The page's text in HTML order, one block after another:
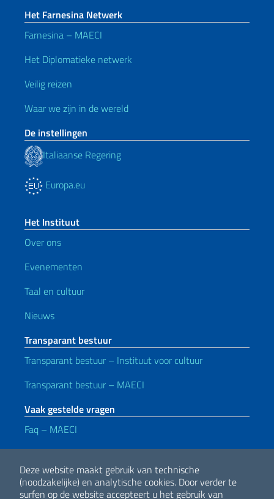
Deze website maakt gebruik van technische
(noodzakelijke) en analytische cookies. Door verder te
surfen op de website accepteert u het gebruik van
Het Farnesina Netwerk
Farnesina – MAECI
Het Diplomatieke netwerk
Veilig reizen
Waar we zijn in de wereld
De instellingen
Italiaanse Regering
Europa.eu
Het Instituut
Over ons
Evenementen
Taal en cultuur
Nieuws
Transparant bestuur
Transparant bestuur – Instituut voor cultuur
Transparant bestuur – MAECI
Vaak gestelde vragen
Faq – MAECI
Handige koppelingen
Note legaliPrivacy e cookie policyDichiarazione di accessibilità